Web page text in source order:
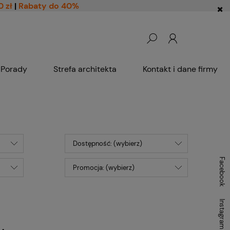
zł | Rabaty do 40%
Porady Strefa architekta Kontakt i dane firmy
Dostępność: (wybierz)
Promocja: (wybierz) Facebook
Instagram